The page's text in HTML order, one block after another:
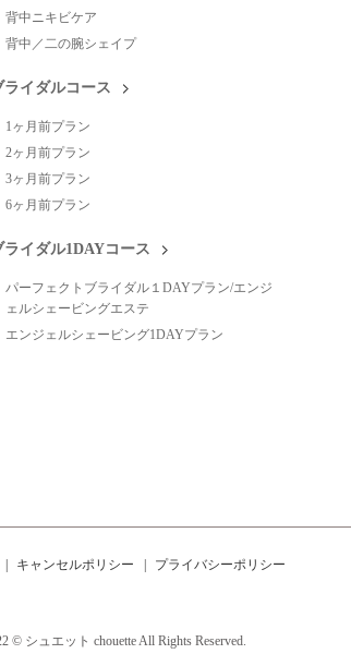
背中ニキビケア
背中／二の腕シェイプ
ライダルコース
1ヶ月前プラン
2ヶ月前プラン
3ヶ月前プラン
6ヶ月前プラン
ライダル1DAYコース
パーフェクトブライダル１DAYプラン/エンジ
ェルシェービングエステ
エンジェルシェービング1DAYプラン
キャンセルポリシー プライバシーポリシー
© シュエット chouette All Rights Reserved.